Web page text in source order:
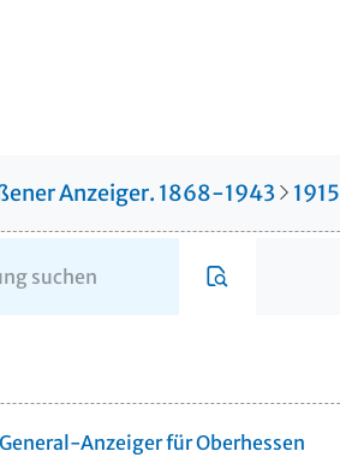
Anzeiger. 1868-1943 1915
Anzeiger für Oberhessen